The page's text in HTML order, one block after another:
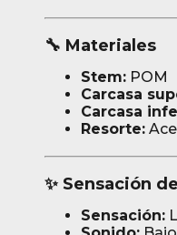
🔧 Materiales
Stem: POM
Carcasa
Carcasa
Resorte:
✨ Sensación
Sensación: